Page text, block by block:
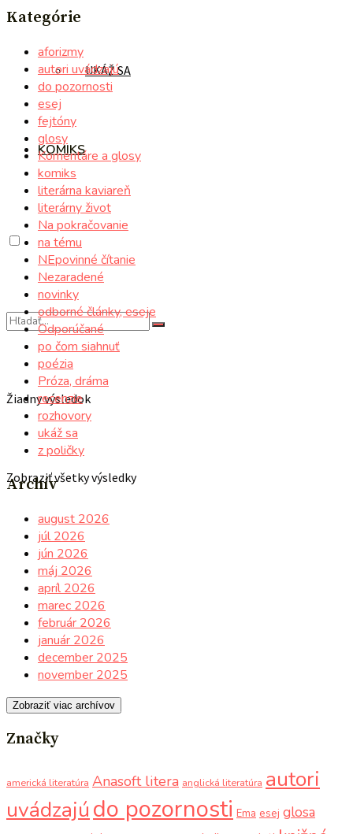
UKÁŽ SA
KOMIKS
Žiadny výsledok
Zobraziť všetky výsledky
Kategórie
aforizmy
autori uvádzajú
do pozornosti
esej
fejtóny
glosy
Komentáre a glosy
komiks
literárna kaviareň
literárny život
Na pokračovanie
na tému
NEpovinné čítanie
Nezaradené
novinky
odborné články, eseje
Odporúčané
po čom siahnuť
poézia
Próza, dráma
recenzie
rozhovory
ukáž sa
z poličky
Archív
august 2026
júl 2026
jún 2026
máj 2026
apríl 2026
marec 2026
február 2026
január 2026
december 2025
november 2025
Zobraziť viac archívov
Značky
americká literatúra Anasoft litera anglická literatúra autori
uvádzajúdo pozornosti Ema esej glosa